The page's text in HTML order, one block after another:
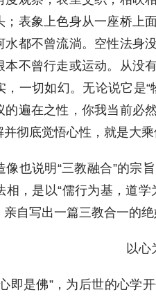
；表象上色身从一座桥上
水都不曾流淌。空性法身
本不曾行走或运动。从没
一切如幻。无论说它是“
的遍在之性，你我当前必
彻底觉悟心性，就是大
像也说明“三教融合”的宗
相，是以“儒行为基，道
自写出一篇三教合一的绝
以心
即是佛”，为后世的心学